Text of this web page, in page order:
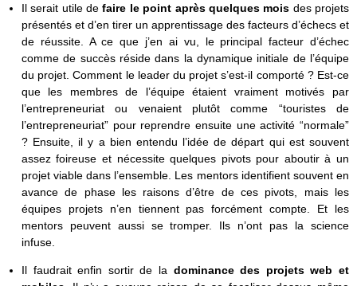
Il serait utile defaire le point après quelques mois des projets
présentés et d’en tirer un apprentissage des facteurs d’échecs et
de réussite. A ce que j’en ai vu, le principal facteur d’échec
comme de succès réside dans la dynamique initiale de l’équipe
du projet. Comment le leader du projet s’est-il comporté ? Est-ce
que les membres de l’équipe étaient vraiment motivés par
l’entrepreneuriat ou venaient plutôt comme “touristes de
l’entrepreneuriat” pour reprendre ensuite une activité “normale”
? Ensuite, il y a bien entendu l’idée de départ qui est souvent
assez foireuse et nécessite quelques pivots pour aboutir à un
projet viable dans l’ensemble. Les mentors identifient souvent en
avance de phase les raisons d’être de ces pivots, mais les
équipes projets n’en tiennent pas forcément compte. Et les
mentors peuvent aussi se tromper. Ils n’ont pas la science
infuse.
Il faudrait enfin sortir de la dominance des projets web et